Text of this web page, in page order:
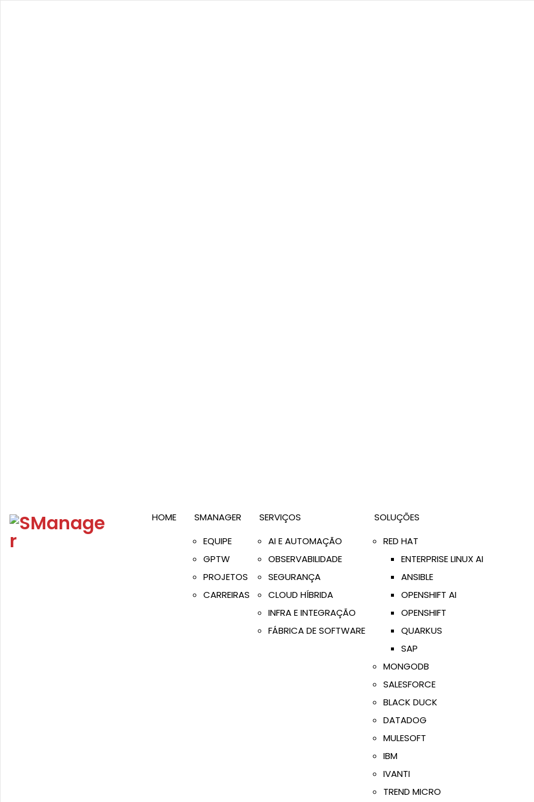
HOME
SMANAGER
EQUIPE
GPTW
PROJETOS
CARREIRAS
SERVIÇOS
AI E AUTOMAÇÃO
OBSERVABILIDADE
SEGURANÇA
CLOUD HÍBRIDA
INFRA E INTEGRAÇÃO
FÁBRICA DE SOFTWARE
SOLUÇÕES
RED HAT
ENTERPRISE LINUX AI
ANSIBLE
OPENSHIFT AI
OPENSHIFT
QUARKUS
SAP
MONGODB
SALESFORCE
BLACK DUCK
DATADOG
MULESOFT
IBM
IVANTI
TREND MICRO